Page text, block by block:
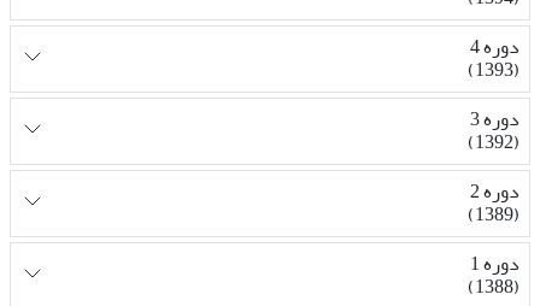
دوره 4
(1393)
دوره 3
(1392)
دوره 2
(1389)
دوره 1
(1388)